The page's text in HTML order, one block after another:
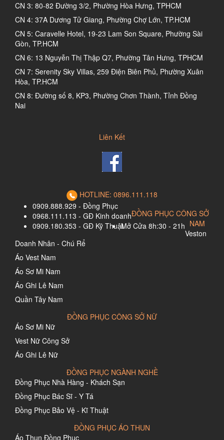
CN 3: 80-82 Đường 3/2, Phường Hòa Hưng, TPHCM
CN 4: 37A Dương Tử Giang, Phường Chợ Lớn, TP.HCM
CN 5: Caravelle Hotel, 19-23 Lam Son Square, Phường Sài
Gòn, TP.HCM
CN 6: 13 Nguyễn Thị Thập Q7, Phường Tân Hưng, TPHCM
CN 7: Serenity Sky Villas, 259 Điện Biên Phủ, Phường Xuân
Hòa, TP.HCM
CN 8: Đường số 8, KP3, Phường Chơn Thành, Tỉnh Đồng
Nai
Liên Kết
HOTLINE: 0896.111.118
0909.888.929 - Đồng Phục
0968.111.113 - GĐ Kinh doanh
0909.180.353 - GĐ Kỹ ThuậtMở Cửa 8h:30 - 21h
ĐỒNG PHỤC CÔNG SỞ
NAM
Veston
Doanh Nhân - Chú Rể
Áo Vest Nam
Áo Sơ Mi Nam
Áo Ghi Lê Nam
Quần Tây Nam
ĐỒNG PHỤC CÔNG SỞ NỮ
Áo Sơ Mi Nữ
Vest Nữ Công Sở
Áo Ghi Lê Nữ
ĐỒNG PHỤC NGÀNH NGHỀ
Đồng Phục Nhà Hàng - Khách Sạn
Đồng Phục Bác Sĩ - Y Tá
Đồng Phục Bảo Vệ - Kĩ Thuật
ĐỒNG PHỤC ÁO THUN
Áo Thun Đồng Phục